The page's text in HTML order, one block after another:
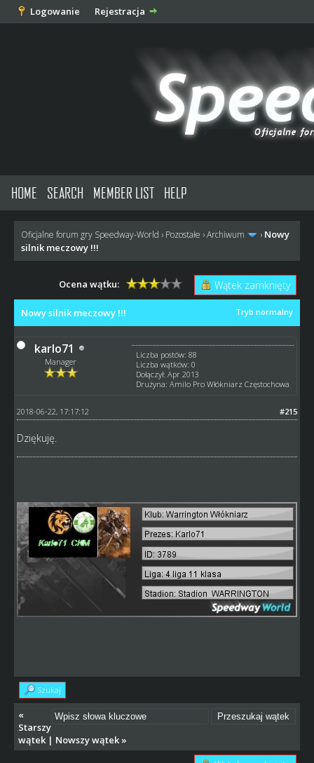
Logowanie Rejestracja
HOME SEARCH MEMBER LIST HELP
Oficjalne forum gry Speedway-World › Pozostałe ›Archiwum › Nowy
silnik meczowy !!!
Wątek zamknięty
Ocena wątku:
Tryb normalny
Nowy silnik meczowy !!!
karlo71
Manager
Liczba postów: 88
Liczba wątków: 0
Dołączył: Apr 2013
Drużyna: Amilo Pro Włókniarz Częstochowa
#215
2018-06-22, 17:17:12
Dziękuję.
Szukaj
«
Starszy
wątek| Nowszy wątek»